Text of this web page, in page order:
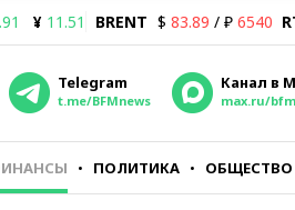
¥ 11.51 BRENT $ 83.89 / ₽ 6540
Telegram
t.me/BFMnews
Канал в
max.ru/bfm
ПОЛИТИКА ОБЩЕСТВО